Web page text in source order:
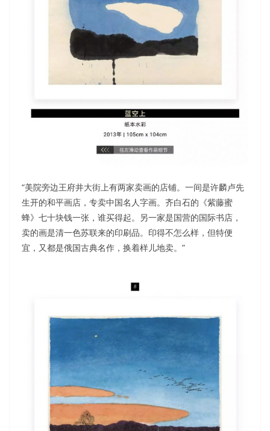
“美院旁边王府井大街上有两家卖画的店铺。一间是许麟卢先
生开的和平画店，专卖中国名人字画。齐白石的《紫藤蜜
蜂》七十块钱一张，谁买得起。另一家是国营的国际书店，
卖的画是清一色苏联来的印刷品。印得不怎么样，但特便
宜，又都是俄国古典名作，换着样儿地卖。”